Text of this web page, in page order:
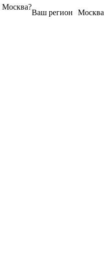
Москва
Ваш регион
Москва?